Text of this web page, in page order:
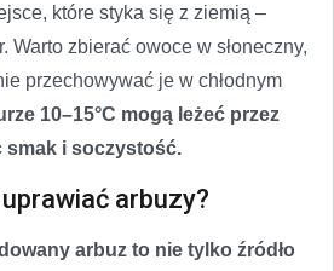
które styka się z ziemią –
Warto zbierać owoce w słoneczny,
przechowywać je w chłodnym
10–15°C mogą leżeć przez
smak i soczystość.
arbuzy?
arbuz to nie tylko źródło